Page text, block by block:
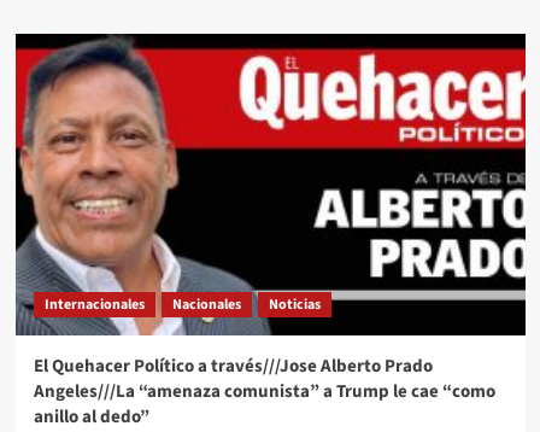
Internacionales Nacionales Noticias
El Quehacer Político a través///Jose Alberto Prado
Angeles///La “amenaza comunista” a Trump le cae “como
anillo al dedo”